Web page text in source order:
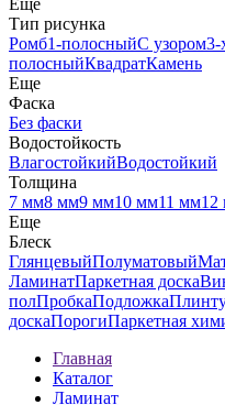
Еще
Тип рисунка
Ромб1-полосныйС узором3-
полосныйКвадратКамень
Еще
Фаска
Без фаски
Водостойкость
ВлагостойкийВодостойкий
Толщина
7 мм8 мм9 мм10 мм11 мм12
Еще
Блеск
ГлянцевыйПолуматовый
ЛаминатПаркетная доска
полПробкаПодложка
доскаПорогиПаркетная
Главная
Каталог
Ламинат